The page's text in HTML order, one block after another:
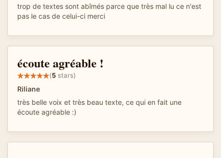
trop de textes sont abîmés parce que très mal lu ce n'est
pas le cas de celui-ci merci
écoute agréable !
(5 stars)
Riliane
très belle voix et très beau texte, ce qui en fait une
écoute agréable :)